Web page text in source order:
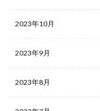
2023年10月
2023年9月
2023年8月